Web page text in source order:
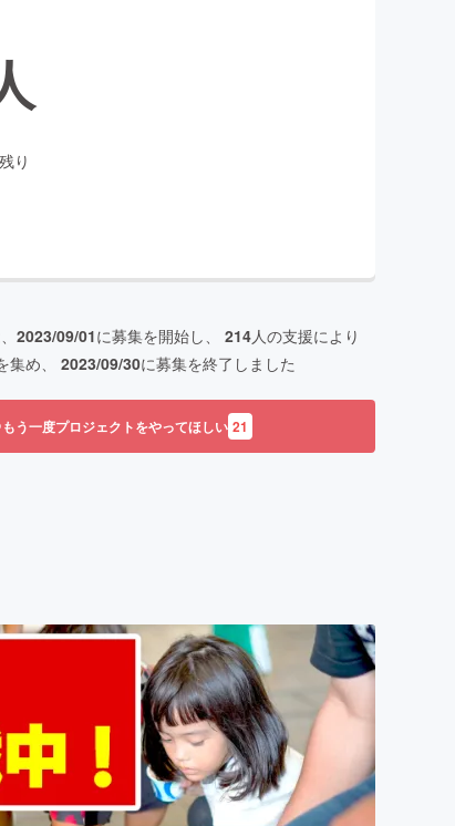
り
2023/09/01に募集を開始し、 214人の支援により
集め、 2023/09/30に募集を終了しました
もう一度プロジェクトをやってほしい 21